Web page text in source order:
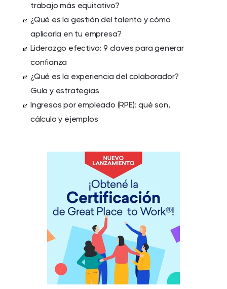
trabajo más equitativo?
¿Qué es la gestión del talento y cómo
aplicarla en tu empresa?
Liderazgo efectivo: 9 claves para generar
confianza
¿Qué es la experiencia del colaborador?
Guía y estrategias
Ingresos por empleado (RPE): qué son,
cálculo y ejemplos